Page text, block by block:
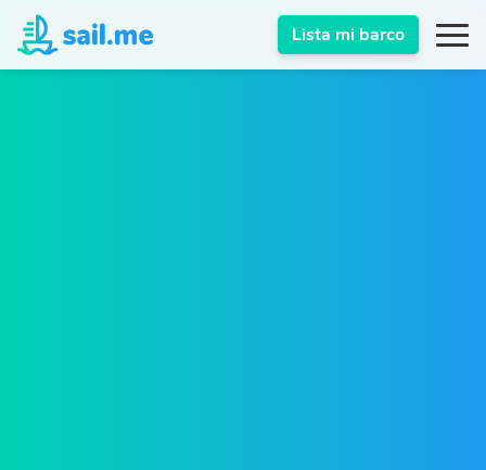
Lista mi barco